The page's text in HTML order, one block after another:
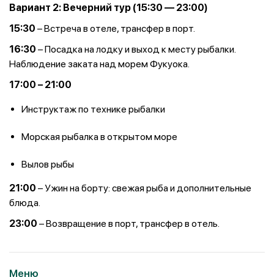
Вариант 2: Вечерний тур (15:30 — 23:00)
15:30 – Встреча в отеле, трансфер в порт.
16:30 – Посадка на лодку и выход к месту рыбалки.
Наблюдение заката над морем Фукуока.
17:00 – 21:00
Инструктаж по технике рыбалки
Морская рыбалка в открытом море
Вылов рыбы
21:00 – Ужин на борту: свежая рыба и дополнительные
блюда.
23:00 – Возвращение в порт, трансфер в отель.
Меню